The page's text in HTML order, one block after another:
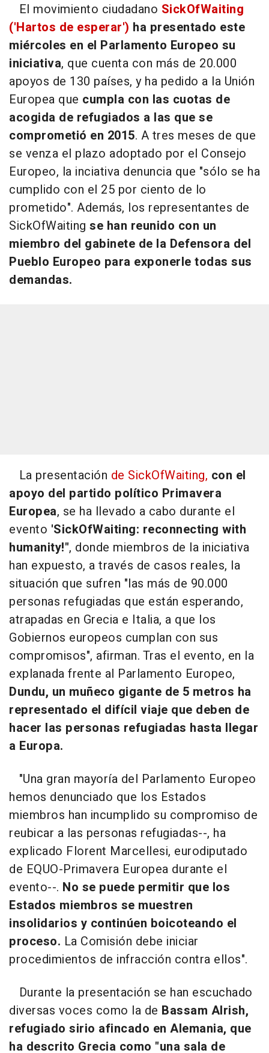
El movimiento ciudadano SickOfWaiting
('Hartos de esperar') ha presentado este
miércoles en el Parlamento Europeo su
iniciativa, que cuenta con más de 20.000
apoyos de 130 países, y ha pedido a la Unión
Europea que cumpla con las cuotas de
acogida de refugiados a las que se
comprometió en 2015. A tres meses de que
se venza el plazo adoptado por el Consejo
Europeo, la inciativa denuncia que "sólo se ha
cumplido con el 25 por ciento de lo
prometido". Además, los representantes de
SickOfWaiting se han reunido con un
miembro del gabinete de la Defensora del
Pueblo Europeo para exponerle todas sus
demandas.
La presentación de SickOfWaiting, con el
apoyo del partido político Primavera
Europea, se ha llevado a cabo durante el
evento 'SickOfWaiting: reconnecting with
humanity!", donde miembros de la iniciativa
han expuesto, a través de casos reales, la
situación que sufren "las más de 90.000
personas refugiadas que están esperando,
atrapadas en Grecia e Italia, a que los
Gobiernos europeos cumplan con sus
compromisos", afirman. Tras el evento, en la
explanada frente al Parlamento Europeo,
Dundu, un muñeco gigante de 5 metros ha
representado el difícil viaje que deben de
hacer las personas refugiadas hasta llegar
a Europa.
"Una gran mayoría del Parlamento Europeo
hemos denunciado que los Estados
miembros han incumplido su compromiso de
reubicar a las personas refugiadas--, ha
explicado Florent Marcellesi, eurodiputado
de EQUO-Primavera Europea durante el
evento--. No se puede permitir que los
Estados miembros se muestren
insolidarios y continúen boicoteando el
proceso. La Comisión debe iniciar
procedimientos de infracción contra ellos".
Durante la presentación se han escuchado
diversas voces como la de Bassam Alrish,
refugiado sirio afincado en Alemania, que
ha descrito Grecia como "una sala de